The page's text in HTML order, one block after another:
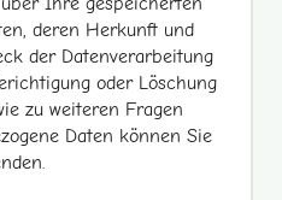
deren Herkunft und
der Datenverarbeitung
oder Löschung
zu weiteren Fragen
Daten können Sie